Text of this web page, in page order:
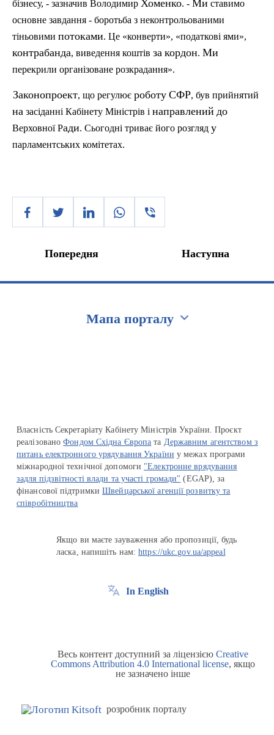
бізнесу, - зазначив Володимир Хоменко. - Ми ставимо
основне завдання - боротьба з неконтрольованими
тіньовими потоками. Це «конверти», «податкові ями»,
контрабанда, виведення коштів за кордон. Ми
перекрили організоване розкрадання».
Законопроект, що регулює роботу СФР, був прийнятий
на засіданні Кабінету Міністрів і направлений до
Верховної Ради. Сьогодні триває його розгляд у
парламентських комітетах.
Попередня Наступна
Мапа порталу
Власність Секретаріату Кабінету Міністрів України. Проєкт
реалізованоФондом Східна Європа та Державним агентством з
питань електронного урядування України у межах програми
міжнародної технічної допомоги "Електронне врядування
задля підзвітності влади та участі громади" (EGAP), за
фінансової підтримкиШвейцарської агенції розвитку та
співробітництва
Якщо ви маєте зауваження або пропозиції, будь
ласка, напишіть нам:https://ukc.gov.ua/appeal
In English
Весь контент доступний за ліцензією Creative
Commons Attribution 4.0 International license, якщо
не зазначено інше
розробник порталу